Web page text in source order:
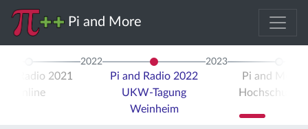
Pi and More
Radio 2021
Online
2022
Pi and Radio 2022
UKW-Tagung
Weinheim
2023
Pi and More
Hochschule